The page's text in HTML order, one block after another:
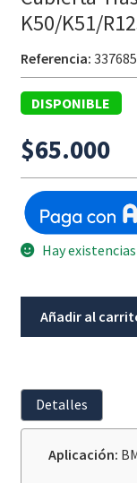
K50/K51/
Referencia:
DISPONIBLE
$65.000
Hay existencias
K50/K51/R1250Gs/
cantidad
Añadir al
Detalles
Aplicación: